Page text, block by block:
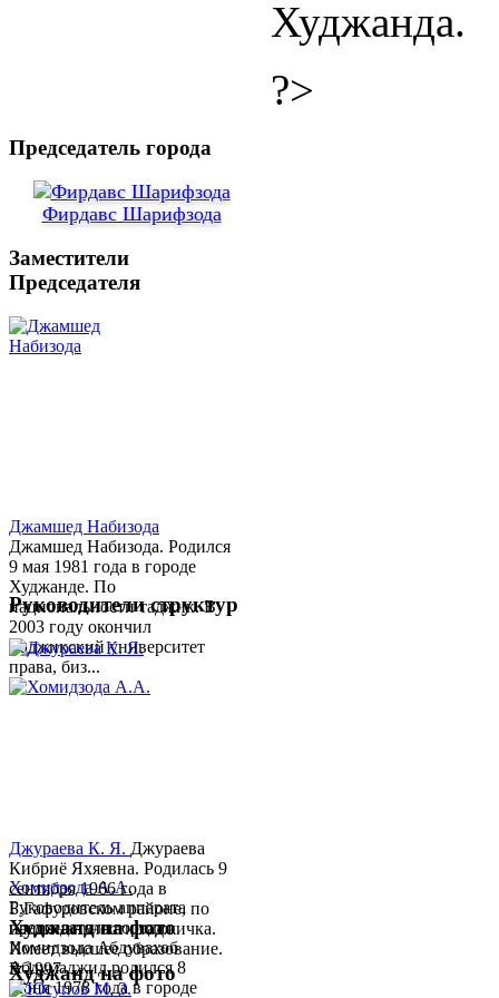
Худжанда.
?>
Председатель города
Фирдавс Шарифзода
Заместители
Председателя
Джамшед Набизода
Джамшед Набизода. Родился
9 мая 1981 года в городе
Худжанде. По
национальности таджик. В
2003 году окончил
Таджикский университет
права, биз...
Хомидзода А.А.
Руководитель аппарата
председателя города
Хомидзода Абдувахоб
Абдумаджид родился 8
июня 1978 года в городе
Руководители структур
Джураева К. Я. Джураева
Кибриё Яхяевна. Родилась 9
сентября 1966 года в
Б.Гафуровском районе, по
национальности таджичка.
Имеет высшее образование.
В 1997 ...
Худжанд на фото
Худжанд на фото